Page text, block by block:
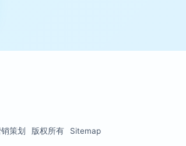
策划 版权所有 Sitemap